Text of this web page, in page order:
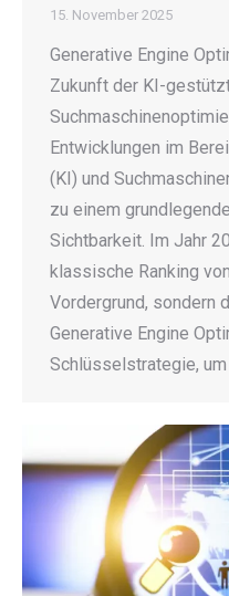
15. November 2025
Generative Engine
Zukunft der KI-
Entwicklungen im
(KI) und
zu einem
Sichtbarkeit. Im Jahr
klassische Ranking
Vordergrund, sondern
Generative Engine
Schlüsselstrategie,